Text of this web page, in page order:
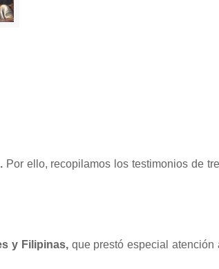
Por ello, recopilamos los testimonios de
y Filipinas,que prestó especial atención